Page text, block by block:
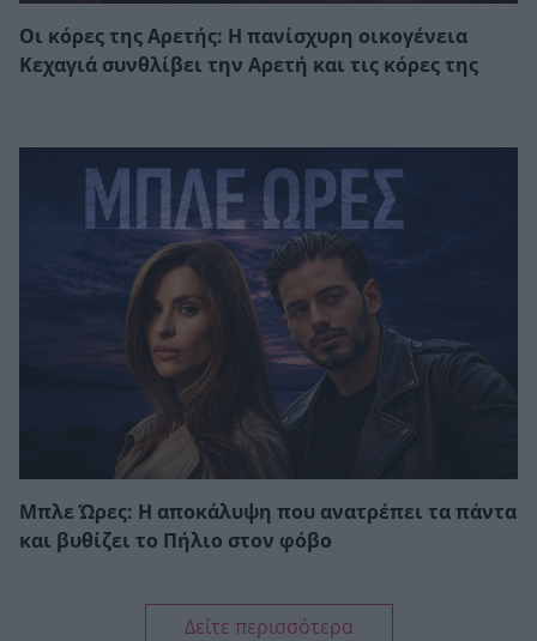
Οι κόρες της Αρετής: Η πανίσχυρη οικογένεια
Κεχαγιά συνθλίβει την Αρετή και τις κόρες της
Μπλε Ώρες: Η αποκάλυψη που ανατρέπει τα πάντα
και βυθίζει το Πήλιο στον φόβο
Δείτε περισσότερα